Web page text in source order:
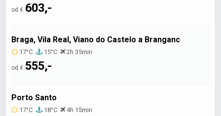
od € 603,-
Braga, Vila Real, Viano do Castelo a Branganc
17°C 15°C 2h 35min
od € 555,-
Porto Santo
17°C 18°C 4h 15min